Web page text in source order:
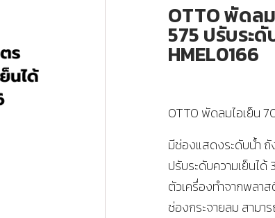
OTTO พัดล
575 ปรับระดั
HMEL0166
OTTO พัดลมไอเย็น
มีช่องแสดงระดับน้ำ
ปรับระดับความเย็นได้
ตัวเครื่องทำจากพลา
ช่องกระจายลม สามา